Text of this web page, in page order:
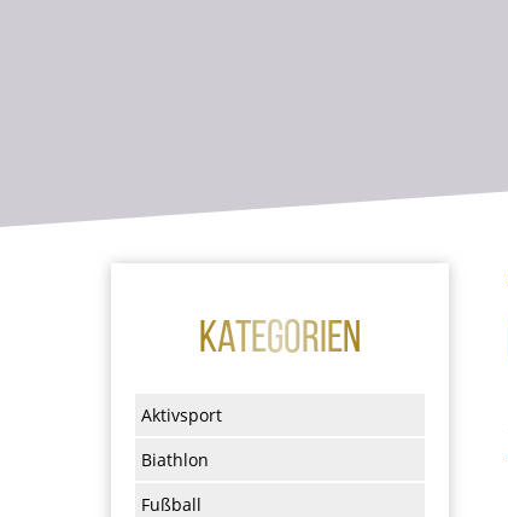
Kategorien
Aktivsport
Biathlon
Fußball